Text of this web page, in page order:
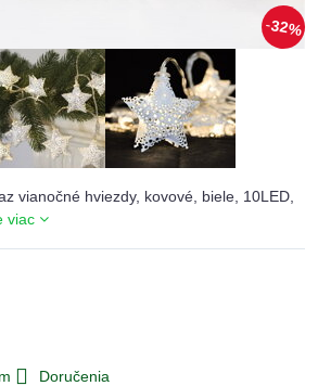
32%
vianočné hviezdy, kovové, biele, 10LED,
viac
Doručenia